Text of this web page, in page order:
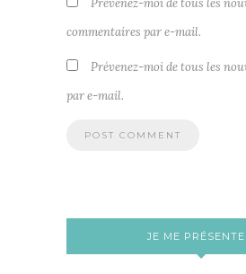
commentaires par e-mail.
Prévenez-moi de tous les
par e-mail.
JE ME PRÉSENTE